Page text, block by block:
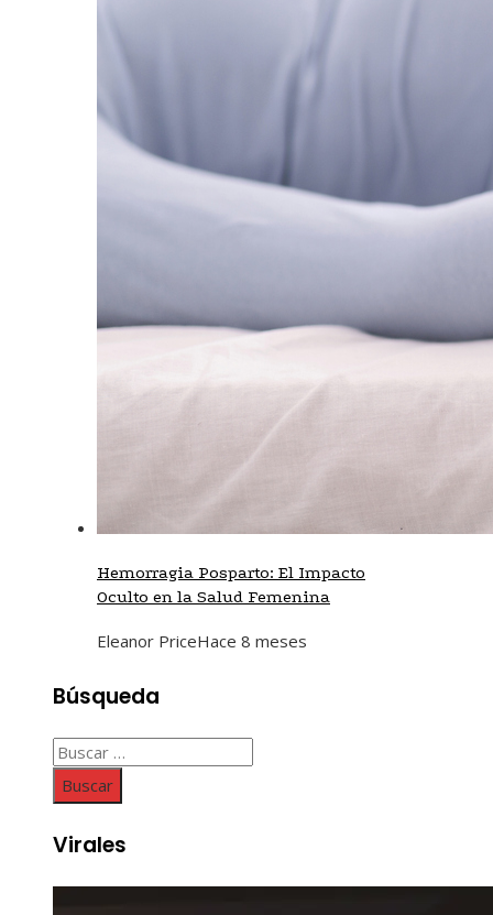
Hemorragia Posparto: El Impacto
Oculto en la Salud Femenina
Eleanor PriceHace 8 meses
Búsqueda
Buscar:
Virales